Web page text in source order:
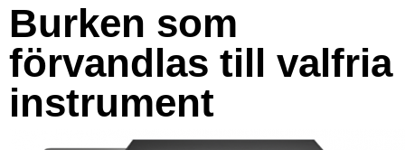
Burken som
förvandlas till valfria
instrument